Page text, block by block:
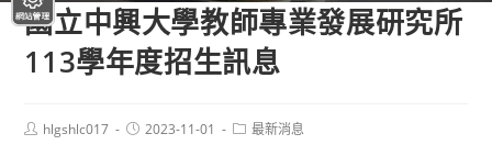
國立中興大學教師專業發展研究所
113學年度招生訊息
Posthlgshlc017
Post2023-11-01
Post最新消息